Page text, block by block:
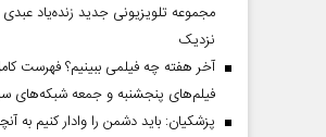
مجموعه تلویزیونی جدید زنده‌یاد عبدی
نزدیک
آخر هفته چه فیلمی ببینیم؟ فهرست
فیلم‌های پنجشنبه و جمعه شبکه‌های
پزشکیان: باید دشمن را وادار کنیم به